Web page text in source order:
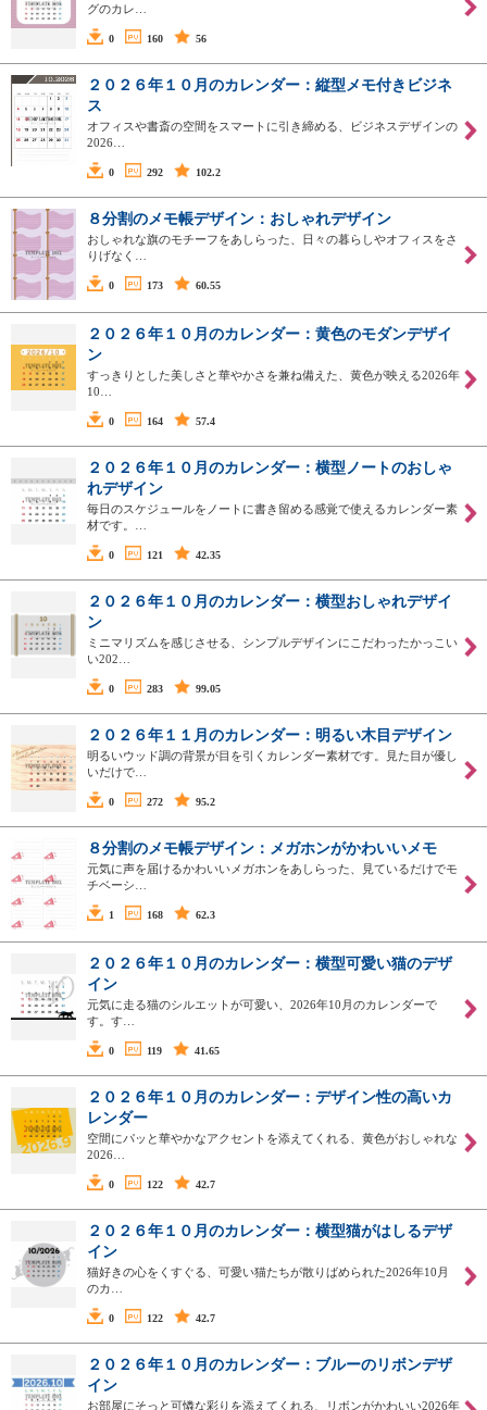
グのカレ…
0 160 56
２０２６年１０月のカレンダー：縦型メモ付きビジネ
ス
オフィスや書斎の空間をスマートに引き締める、ビジネスデザインの
2026…
0 292 102.2
８分割のメモ帳デザイン：おしゃれデザイン
おしゃれな旗のモチーフをあしらった、日々の暮らしやオフィスをさ
りげなく…
0 173 60.55
２０２６年１０月のカレンダー：黄色のモダンデザイ
ン
すっきりとした美しさと華やかさを兼ね備えた、黄色が映える2026年
10…
0 164 57.4
２０２６年１０月のカレンダー：横型ノートのおしゃ
れデザイン
毎日のスケジュールをノートに書き留める感覚で使えるカレンダー素
材です。…
0 121 42.35
２０２６年１０月のカレンダー：横型おしゃれデザイ
ン
ミニマリズムを感じさせる、シンプルデザインにこだわったかっこい
い202…
0 283 99.05
２０２６年１１月のカレンダー：明るい木目デザイン
明るいウッド調の背景が目を引くカレンダー素材です。見た目が優し
いだけで…
0 272 95.2
８分割のメモ帳デザイン：メガホンがかわいいメモ
元気に声を届けるかわいいメガホンをあしらった、見ているだけでモ
チベーシ…
1 168 62.3
２０２６年１０月のカレンダー：横型可愛い猫のデザ
イン
元気に走る猫のシルエットが可愛い、2026年10月のカレンダーで
す。す…
0 119 41.65
２０２６年１０月のカレンダー：デザイン性の高いカ
レンダー
空間にパッと華やかなアクセントを添えてくれる、黄色がおしゃれな
2026…
0 122 42.7
２０２６年１０月のカレンダー：横型猫がはしるデザ
イン
猫好きの心をくすぐる、可愛い猫たちが散りばめられた2026年10月
のカ…
0 122 42.7
２０２６年１０月のカレンダー：ブルーのリボンデザ
イン
お部屋にそっと可憐な彩りを添えてくれる、リボンがかわいい2026年